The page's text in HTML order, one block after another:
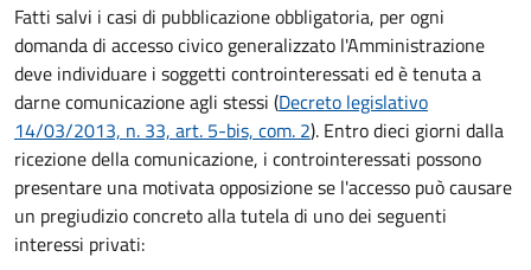
Fatti salvi i casi di pubblicazione obbligatoria, per ogni
domanda di accesso civico generalizzato l'Amministrazione
deve individuare i soggetti controinteressati ed è tenuta a
darne comunicazione agli stessi (Decreto legislativo
14/03/2013, n. 33, art. 5-bis, com. 2). Entro dieci giorni dalla
ricezione della comunicazione, i controinteressati possono
presentare una motivata opposizione se l'accesso può causare
un pregiudizio concreto alla tutela di uno dei seguenti
interessi privati: